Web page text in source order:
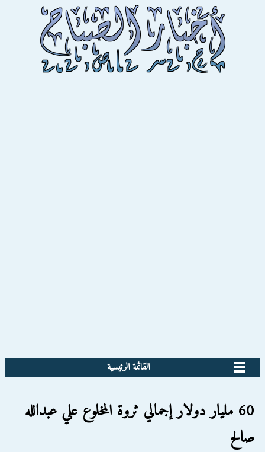
القائمة الرئيسية
60 مليار دولار إجمالي ثروة المخلوع علي عبدالله
صالح